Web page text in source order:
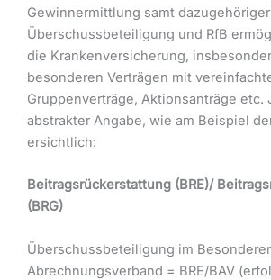
Gewinnermittlung samt dazugehöriger
Überschussbeteiligung und RfB
die Krankenversicherung,
besonderen Verträgen mit
Gruppenverträge, Aktionsanträge etc.
abstrakter Angabe, wie am Beispiel
ersichtlich:
Beitragsrückerstattung (BRE)/
(BRG)
Überschussbeteiligung im
Abrechnungsverband = BRE/BAV